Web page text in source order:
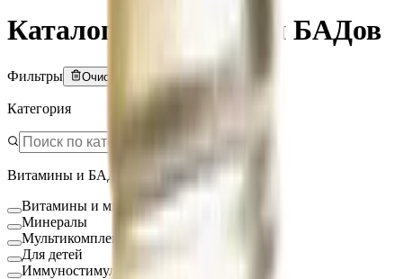
Каталог витаминов и БАДов
Фильтры Очистить всё
Категория
Витамины и БАД
Витамины и минералы
Минералы
Мультикомплексы
Для детей
Иммуностимуляторы